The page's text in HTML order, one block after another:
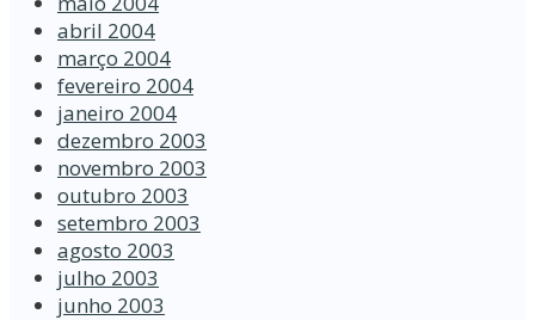
abril 2004
março 2004
fevereiro 2004
janeiro 2004
dezembro 2003
novembro 2003
outubro 2003
setembro 2003
agosto 2003
julho 2003
junho 2003